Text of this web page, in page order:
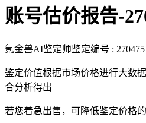
氪金兽AI鉴定师鉴定编号 : 270475
鉴定价值根据市场价格进行大数
合分析得出
若您着急出售，可降低鉴定价格